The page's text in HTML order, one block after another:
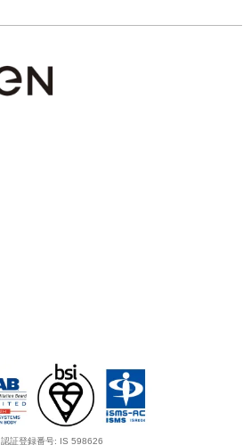
認証登録番号: IS 598626